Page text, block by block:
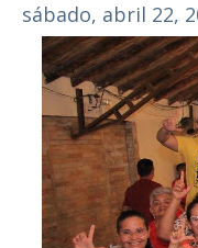
sábado, abril 22,